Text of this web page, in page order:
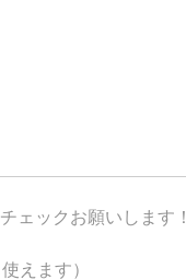
ェックお願いします！
えます）